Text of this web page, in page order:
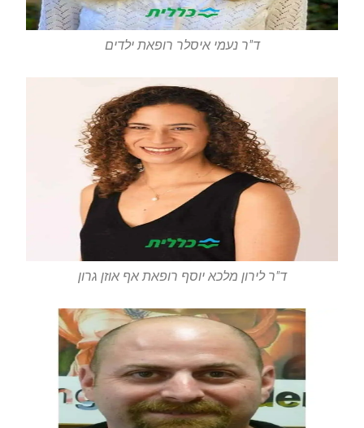
ד"ר נעמי איסלר רופאת ילדים
ד"ר לירון מלכא יוסף רופאת אף אוזן גרון